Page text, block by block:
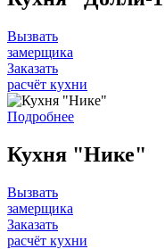
Вызвать
замерщика
Заказать
расчёт кухни
Подробнее
Кухня "Нике"
Вызвать
замерщика
Заказать
расчёт кухни